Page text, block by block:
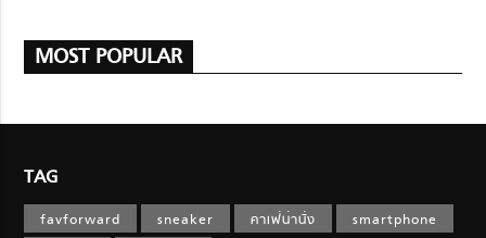
MOST POPULAR
TAG
favforward sneaker คาเฟ่น่านั่ง
smartphone